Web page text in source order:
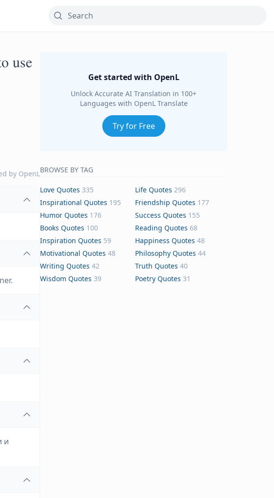
use
by OpenL
и
Get started with OpenL
Unlock Accurate AI Translation in 100+
Languages with OpenL Translate
Try for Free
BROWSE BY TAG
Love Quotes 335 Life Quotes 296
Inspirational Quotes 195 Friendship Quotes 177
Humor Quotes 176 Success Quotes 155
Books Quotes 100 Reading Quotes 68
Inspiration Quotes 59 Happiness Quotes 48
Motivational Quotes 48 Philosophy Quotes 44
Writing Quotes 42 Truth Quotes 40
Wisdom Quotes 39 Poetry Quotes 31